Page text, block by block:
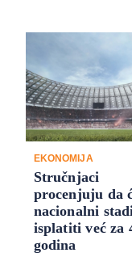
EKONOMIJA
Stručnjaci
procenjuju da
nacionalni
isplatiti već za
godina